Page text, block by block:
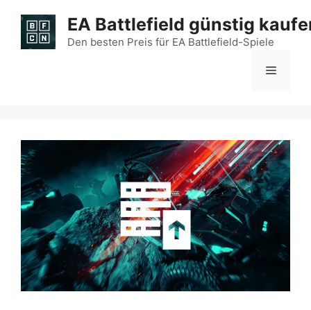
Inhalt
springen
EA Battlefield günstig
Den besten Preis für EA Battlefield-Spiele
Menü